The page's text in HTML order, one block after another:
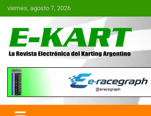
Saltar
al
viernes, agosto 7, 2026
E-Kart.com.ar | La
Electrónica del
Argentina